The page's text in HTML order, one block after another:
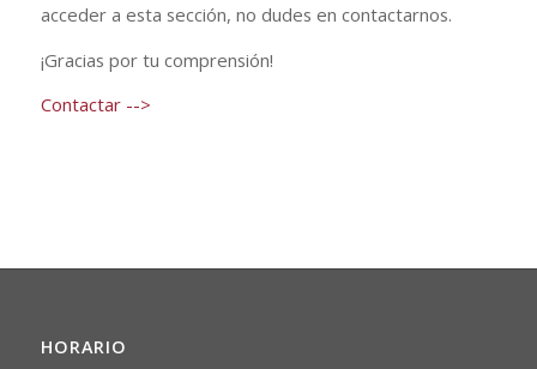
acceder a esta sección, no dudes en contactarnos.
¡Gracias por tu comprensión!
Contactar -->
HORARIO